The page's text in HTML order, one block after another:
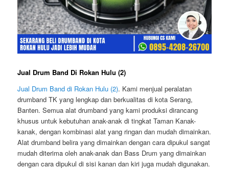
Jual Drum Band Di Rokan Hulu (2)
Jual Drum Band di Rokan Hulu (2). Kami menjual peralatan
drumband TK yang lengkap dan berkualitas di kota Serang,
Banten. Semua alat drumband yang kami produksi dirancang
khusus untuk kebutuhan anak-anak di tingkat Taman Kanak-
kanak, dengan kombinasi alat yang ringan dan mudah dimainkan.
Alat drumband belira yang dimainkan dengan cara dipukul sangat
mudah diterima oleh anak-anak dan Bass Drum yang dimainkan
dengan cara dipukul di sisi kanan dan kiri juga mudah digunakan.